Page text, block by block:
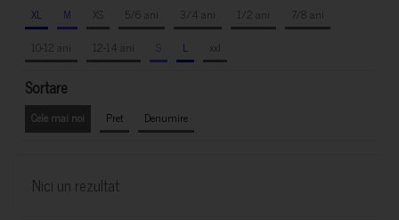
XL M XS 5/6 ani 3/4 ani 1/2 ani
7/8 ani
10-12 ani
12-14 ani S L xxl
Sortare
Cele mai noi Pret Denumire
Nici un rezultat